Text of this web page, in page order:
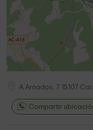
A Arnados, 7 15107
Compartir